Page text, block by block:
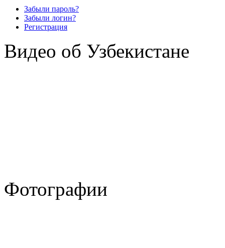
Забыли пароль?
Забыли логин?
Регистрация
Видео об Узбекистане
Фотографии